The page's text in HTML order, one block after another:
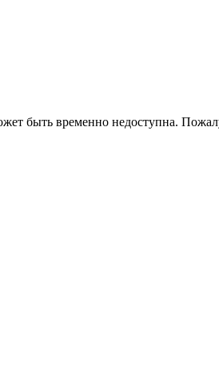
быть временно недоступна.